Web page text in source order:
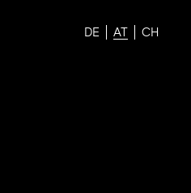
DE AT CH